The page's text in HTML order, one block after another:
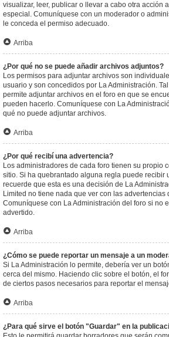
visualizar, leer, publicar o llevar a cabo otra acción
especial. Comuníquese con un moderador o
le conceda el permiso adecuado.
Arriba
¿Por qué no se puede añadir archivos adjuntos?
Los permisos para adjuntar archivos son
usuario y son concedidos por La Administración.
permite adjuntar archivos en el foro en que se
pueden hacerlo. Comuníquese con La
qué no puede adjuntar archivos.
Arriba
¿Por qué recibí una advertencia?
Los administradores de cada foro tienen su propio
sitio. Si ha quebrantado alguna regla puede recibir
recuerde que esta es una decisión de La
Limited no tiene nada que ver con las advertencias
Comuníquese con La Administración del foro si no
advertido.
Arriba
¿Cómo se puede reportar un mensaje a un
Si La Administración lo permite, debería ver un
cerca del mismo. Haciendo clic sobre el botón, el
de ciertos pasos necesarios para reportar el
Arriba
¿Para qué sirve el botón "Guardar" en la